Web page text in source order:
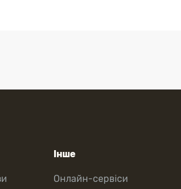
Інше
Онлайн-сервіси